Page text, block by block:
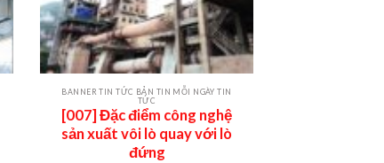
BANNER TIN TỨC BẢN TIN MỖI NGÀY TIN
TỨC
[007] Đặc điểm công nghệ
sản xuất vôi lò quay với lò
đứng